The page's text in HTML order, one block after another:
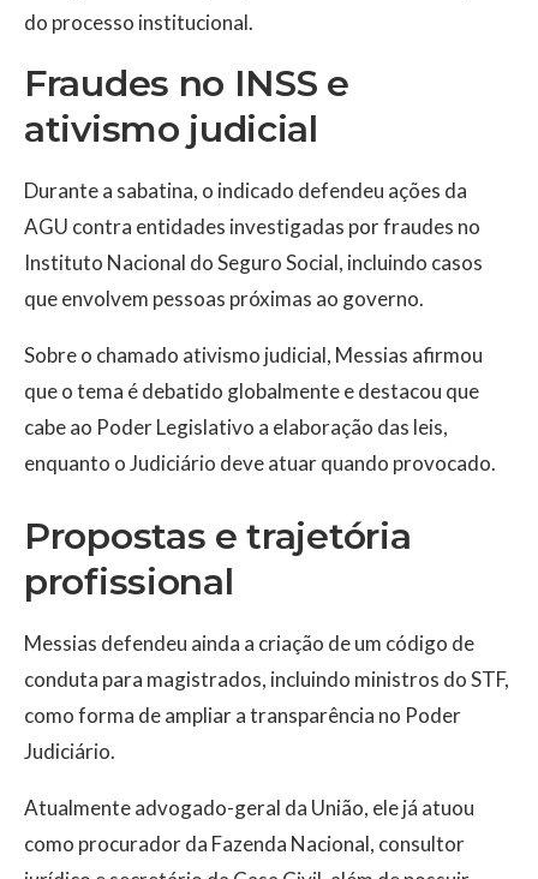
do processo institucional.
Fraudes no INSS e
ativismo judicial
Durante a sabatina, o indicado defendeu ações da
AGU contra entidades investigadas por fraudes no
Instituto Nacional do Seguro Social, incluindo casos
que envolvem pessoas próximas ao governo.
Sobre o chamado ativismo judicial, Messias afirmou
que o tema é debatido globalmente e destacou que
cabe ao Poder Legislativo a elaboração das leis,
enquanto o Judiciário deve atuar quando provocado.
Propostas e trajetória
profissional
Messias defendeu ainda a criação de um código de
conduta para magistrados, incluindo ministros do STF,
como forma de ampliar a transparência no Poder
Judiciário.
Atualmente advogado-geral da União, ele já atuou
como procurador da Fazenda Nacional, consultor